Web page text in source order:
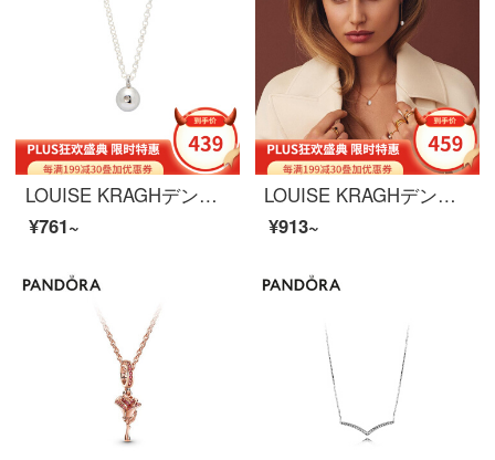
LOUISE KRAGHデンマークのネックレスの首のチェーンの女性の金の925銀のカップルのネックレスの女性の首のネックレスのネックレスの簡単な唯美の鎖骨のチェーンのカップルは彼女の誕生日のセーターのチェーンの銀色を送ります。
¥761~
LOUISE KRAGHデンマークのネックレスの女性バロック925銀めっきK金モザイク淡水真珠のファッション的な首飾りの気質の七夕の彼女の誕生日プレゼント
¥913~